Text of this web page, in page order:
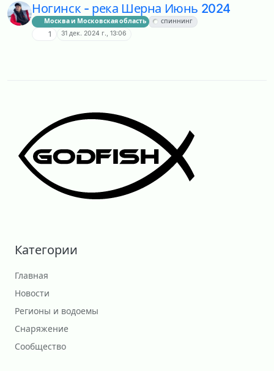
Ногинск - река Шерна Июнь 2024
Москва и Московская область спиннинг
1 31 дек. 2024 г., 13:06
Категории
Главная
Новости
Регионы и водоемы
Снаряжение
Сообщество